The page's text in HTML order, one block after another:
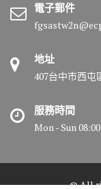
電子郵件
地址
407台中市西屯
服務時間
Mon - Sun
© All